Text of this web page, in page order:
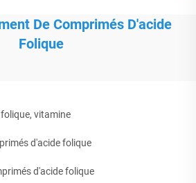
De Comprimés D'acide
Folique
vitamine
d'acide folique
d'acide folique